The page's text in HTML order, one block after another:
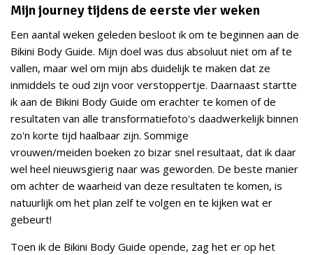
Mijn journey tijdens de eerste vier weken
Een aantal weken geleden besloot ik om te beginnen aan de
Bikini Body Guide. Mijn doel was dus absoluut niet om af te
vallen, maar wel om mijn abs duidelijk te maken dat ze
inmiddels te oud zijn voor verstoppertje. Daarnaast startte
ik aan de Bikini Body Guide om erachter te komen of de
resultaten van alle transformatiefoto's daadwerkelijk binnen
zo'n korte tijd haalbaar zijn. Sommige
vrouwen/meiden boeken zo bizar snel resultaat, dat ik daar
wel heel nieuwsgierig naar was geworden. De beste manier
om achter de waarheid van deze resultaten te komen, is
natuurlijk om het plan zelf te volgen en te kijken wat er
gebeurt!
Toen ik de Bikini Body Guide opende, zag het er op het